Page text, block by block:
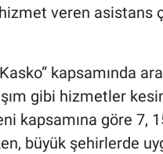
veren asistans
kapsamında
gibi hizmetler
kapsamına göre 7,
büyük şehirlerde